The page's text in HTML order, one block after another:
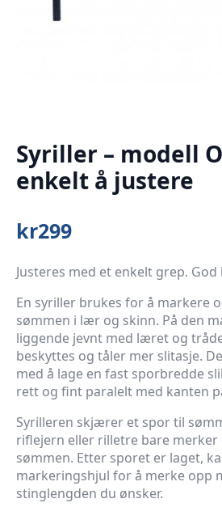
Syriller – modell
enkelt å justere
kr299
Justeres med et enkelt grep.
En syriller brukes for å markere
sømmen i lær og skinn. På den
liggende jevnt med læret og
beskyttes og tåler mer slitasje.
med å lage en fast sporbredde
rett og fint paralelt med kanten
Syrilleren skjærer et spor til
riflejern eller rilletre bare
sømmen. Etter sporet er laget,
markeringshjul for å merke opp
stinglengden du ønsker.